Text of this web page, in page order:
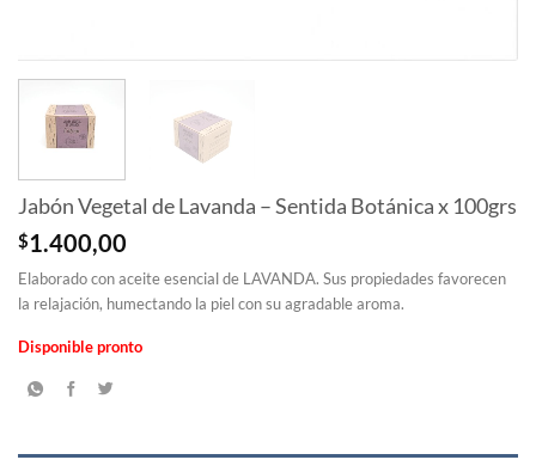
Jabón Vegetal de Lavanda – Sentida Botánica x 100grs
$1.400,00
Elaborado con aceite esencial de LAVANDA. Sus propiedades favorecen
la relajación, humectando la piel con su agradable aroma.
Disponible pronto